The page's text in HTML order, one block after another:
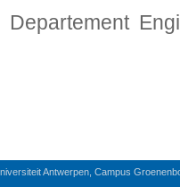
Antwerpen, Campus